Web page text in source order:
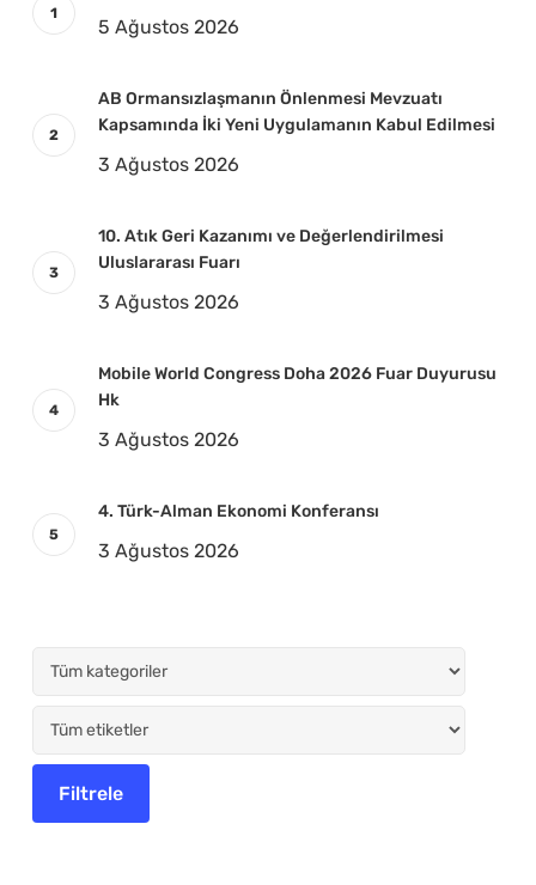
5 Ağustos 2026
AB Ormansızlaşmanın Önlenmesi Mevzuatı
Kapsamında İki Yeni Uygulamanın Kabul Edilmesi
3 Ağustos 2026
10. Atık Geri Kazanımı ve Değerlendirilmesi
Uluslararası Fuarı
3 Ağustos 2026
Mobile World Congress Doha 2026 Fuar Duyurusu
Hk
3 Ağustos 2026
4. Türk-Alman Ekonomi Konferansı
3 Ağustos 2026